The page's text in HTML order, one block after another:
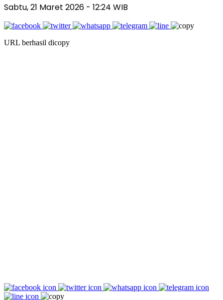
Sabtu, 21 Maret 2026 - 12:24 WIB
URL berhasil dicopy